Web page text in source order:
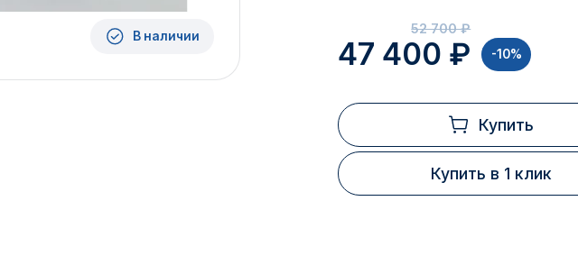
В наличии
47 400 ₽
52 700 ₽
-10%
Купить
Купить в 1 клик